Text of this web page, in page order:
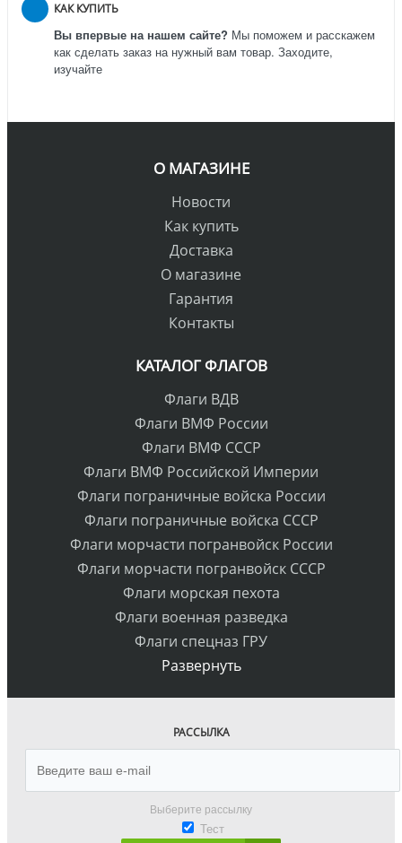
КАК КУПИТЬ
Вы впервые на нашем сайте? Мы поможем и расскажем
как сделать заказ на нужный вам товар. Заходите,
изучайте
О МАГАЗИНЕ
Новости
Как купить
Доставка
О магазине
Гарантия
Контакты
КАТАЛОГ ФЛАГОВ
Флаги ВДВ
Флаги ВМФ России
Флаги ВМФ СССР
Флаги ВМФ Российской Империи
Флаги пограничные войска России
Флаги пограничные войска СССР
Флаги морчасти погранвойск России
Флаги морчасти погранвойск СССР
Флаги морская пехота
Флаги военная разведка
Флаги спецназ ГРУ
Развернуть
РАССЫЛКА
Выберите рассылку
Тест